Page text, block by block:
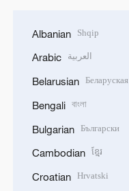
Albanian Shqip
Arabic العربية
Belarusian Беларуская
Bengali বাংলা
Bulgarian Български
Cambodian ខ្មែរ
Croatian Hrvatski